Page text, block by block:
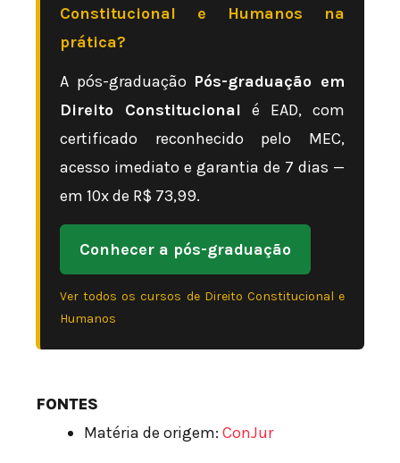
Constitucional e Humanos na
prática?
A pós-graduação Pós-graduação em
Direito Constitucional é EAD, com
certificado reconhecido pelo MEC,
acesso imediato e garantia de 7 dias —
em 10x de R$ 73,99.
Conhecer a pós-graduação
Ver todos os cursos de Direito Constitucional e
Humanos
FONTES
Matéria de origem: ConJur